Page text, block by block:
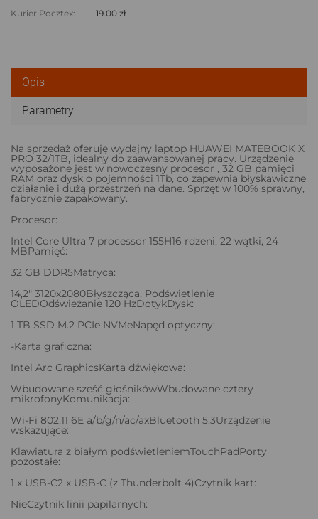
Kurier Pocztex:
19.00 zł
Opis
Parametry
Na sprzedaż oferuję wydajny laptop HUAWEI MATEBOOK X
PRO 32/1TB, idealny do zaawansowanej pracy. Urządzenie
wyposażone jest w nowoczesny procesor , 32 GB pamięci
RAM oraz dysk o pojemności 1Tb, co zapewnia błyskawiczne
działanie i dużą przestrzeń na dane. Sprzęt w 100% sprawny,
fabrycznie zapakowany.
Procesor:
Intel Core Ultra 7 processor 155H16 rdzeni, 22 wątki, 24
MBPamięć:
32 GB DDR5Matryca:
14,2" 3120x2080Błyszcząca, Podświetlenie
OLEDOdświeżanie 120 HzDotykDysk:
1 TB SSD M.2 PCIe NVMeNapęd optyczny:
-Karta graficzna:
Intel Arc GraphicsKarta dźwiękowa:
Wbudowane sześć głośnikówWbudowane cztery
mikrofonyKomunikacja:
Wi-Fi 802.11 6E a/b/g/n/ac/axBluetooth 5.3Urządzenie
wskazujące:
Klawiatura z białym podświetleniemTouchPadPorty
pozostałe:
1 x USB-C2 x USB-C (z Thunderbolt 4)Czytnik kart:
NieCzytnik linii papilarnych: